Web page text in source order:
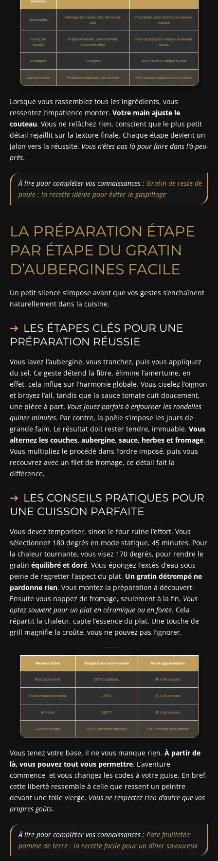
classique
Mozzarella
Fromage de chèvre, feta, emmental
râpé
Pour gratin sans lactose ou saveurs
variées
Coulis de
tomate
Pulpe de tomate, sauce tomate,
concentré dilué
Pour un goût plus intense ou recette
rapide
Aubergine Courgette Pour varier ou alléger le plat
Viande hachée Protéines végétales, tofu émietté Pour version végétarienne ou végan
Lorsque vous rassemblez tous les ingrédients, vous
ressentez l’impatience monter. Votre main ajuste le
couteau. Vous ne relâchez rien, conscient que le plus petit
détail rejaillit sur la texture finale. Chaque étape devient un
jalon vers la réussite. Vous n’êtes pas là pour faire dans l’à-peu-
près.
À lire pour compléter vos connaissances : Gratin de reste de
poule : la recette idéale pour éviter le gaspillage
LA PRÉPARATION ÉTAPE
PAR ÉTAPE DU GRATIN
D’AUBERGINES FACILE
Un petit silence s’impose avant que vos gestes s’enchaînent
naturellement dans la cuisine.
LES ÉTAPES CLÉS POUR UNE
PRÉPARATION RÉUSSIE
Vous lavez l’aubergine, vous tranchez, puis vous appliquez
du sel. Ce geste détend la fibre, élimine l’amertume, en
effet, cela influe sur l’harmonie globale. Vous ciselez l’oignon
et broyez l’ail, tandis que la sauce tomate cuit doucement,
une pièce à part. Vous jouez parfois à enfourner les rondelles
quinze minutes. Par contre, la poêle s’impose les jours de
grande faim. Le résultat doit rester tendre, immuable. Vous
alternez les couches, aubergine, sauce, herbes et fromage.
Vous multipliez le procédé dans l’ordre imposé, puis vous
recouvrez avec un filet de fromage, ce détail fait la
différence.
LES CONSEILS PRATIQUES POUR
UNE CUISSON PARFAITE
Vous devez temporiser, sinon le four ruine l’effort. Vous
sélectionnez 180 degrés en mode statique, 45 minutes. Pour
la chaleur tournante, vous visez 170 degrés, pour rendre le
gratin équilibré et doré. Vous épongez l’excès d’eau sous
peine de regretter l’aspect du plat. Un gratin détrempé ne
pardonne rien. Vous montez la préparation à découvert.
Ensuite vous nappez de fromage, seulement à la fin. Vous
optez souvent pour un plat en céramique ou en fonte. Cela
répartit la chaleur, capte l’essence du plat. Une touche de
grill magnifie la croûte, vous ne pouvez pas l’ignorer.
Matériel utilisé Température recommandée Durée approximative
Four traditionnel 180°C (statique) 40 à 45 minutes
Four à chaleur tournante 170°C 35 à 40 minutes
Mini-four 190°C 45 à 50 minutes
Cuisson au grill 200°C (dernières minutes) 5 à 7 minutes pour gratiner
Vous tenez votre base, il ne vous manque rien. À partir de
là, vous pouvez tout vous permettre. L’aventure
commence, et vous changez les codes à votre guise. En bref,
cette liberté ressemble à celle que ressent un peintre
devant une toile vierge. Vous ne respectez rien d’autre que vos
propres goûts.
À lire pour compléter vos connaissances : Pate feuilletée
pomme de terre : la recette facile pour un dîner savoureux